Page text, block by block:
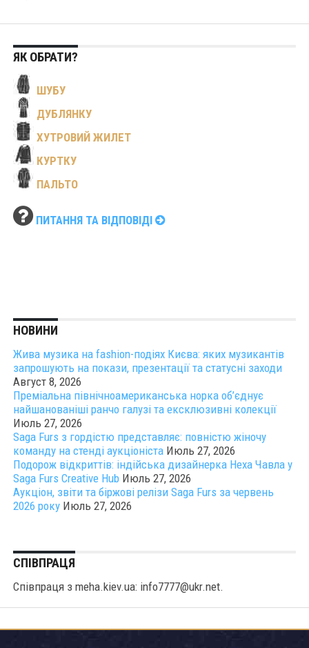
ЯК ОБРАТИ?
ШУБУ
ДУБЛЯНКУ
ХУТРОВИЙ ЖИЛЕТ
КУРТКУ
ПАЛЬТО
ПИТАННЯ ТА ВІДПОВІДІ
НОВИНИ
Жива музика на fashion-подіях Києва: яких музикантів
запрошують на покази, презентації та статусні заходи
Август 8, 2026
Преміальна північноамериканська норка об’єднує
найшанованіші ранчо галузі та ексклюзивні колекції
Июль 27, 2026
Saga Furs з гордістю представляє: повністю жіночу
команду на стенді аукціоніста Июль 27, 2026
Подорож відкриттів: індійська дизайнерка Неха Чавла у
Saga Furs Creative Hub Июль 27, 2026
Аукціон, звіти та біржові релізи Saga Furs за червень
2026 року Июль 27, 2026
СПІВПРАЦЯ
Співпраця з meha.kiev.ua: info7777@ukr.net.